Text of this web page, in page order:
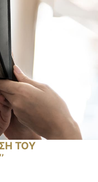
ΤΟΥ